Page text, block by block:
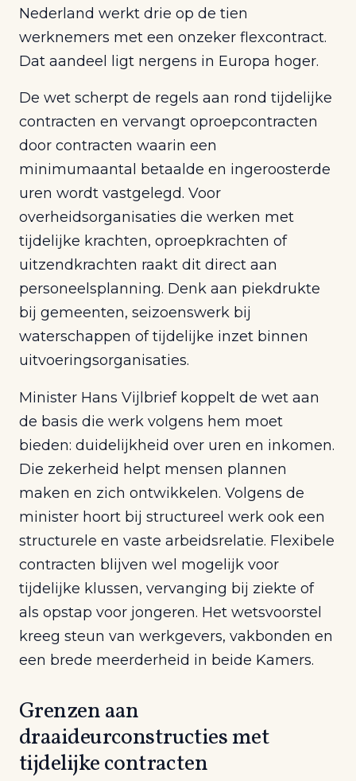
Nederland werkt drie op de tien
werknemers met een onzeker flexcontract.
Dat aandeel ligt nergens in Europa hoger.
De wet scherpt de regels aan rond tijdelijke
contracten en vervangt oproepcontracten
door contracten waarin een
minimumaantal betaalde en ingeroosterde
uren wordt vastgelegd. Voor
overheidsorganisaties die werken met
tijdelijke krachten, oproepkrachten of
uitzendkrachten raakt dit direct aan
personeelsplanning. Denk aan piekdrukte
bij gemeenten, seizoenswerk bij
waterschappen of tijdelijke inzet binnen
uitvoeringsorganisaties.
Minister Hans Vijlbrief koppelt de wet aan
de basis die werk volgens hem moet
bieden: duidelijkheid over uren en inkomen.
Die zekerheid helpt mensen plannen
maken en zich ontwikkelen. Volgens de
minister hoort bij structureel werk ook een
structurele en vaste arbeidsrelatie. Flexibele
contracten blijven wel mogelijk voor
tijdelijke klussen, vervanging bij ziekte of
als opstap voor jongeren. Het wetsvoorstel
kreeg steun van werkgevers, vakbonden en
een brede meerderheid in beide Kamers.
Grenzen aan
draaideurconstructies met
tijdelijke contracten